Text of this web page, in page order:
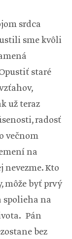
srdca
sme kvôli
staré
už teraz
radosť
večnom
na
Kto
môže byť prvý
spolieha na
Pán
bez